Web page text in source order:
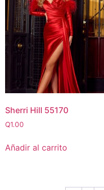
Sherri Hill 55170
Q1.00
Añadir al carrito